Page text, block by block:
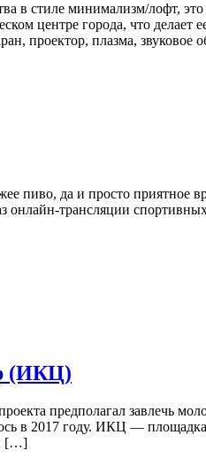
в стиле минимализм/лофт,
центре города, что делает
проектор, плазма,
пиво, да и просто
онлайн-трансляции
(ИКЦ)
предполагал завлечь
в 2017 году. ИКЦ —
[…]